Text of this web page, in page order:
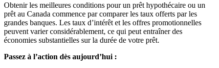
Obtenir les meilleures conditions pour un prêt hypothécaire ou un
prêt au Canada commence par comparer les taux offerts par les
grandes banques. Les taux d’intérêt et les offres promotionnelles
peuvent varier considérablement, ce qui peut entraîner des
économies substantielles sur la durée de votre prêt.
Passez à l’action dès aujourd’hui :